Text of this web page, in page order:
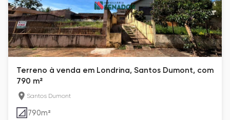
Terreno à venda em Londrina, Santos Dumont, com
790 m²
Santos Dumont
790m²